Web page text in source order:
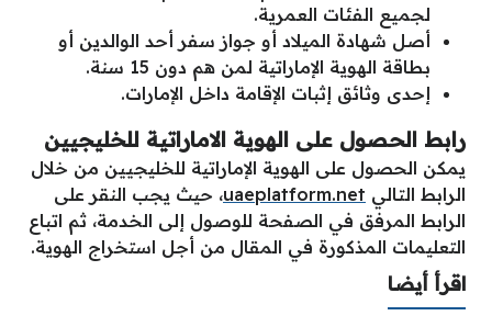
لجميع الفئات العمرية.
أصل شهادة الميلاد أو جواز سفر أحد الوالدين أو
بطاقة الهوية الإماراتية لمن هم دون 15 سنة.
إحدى وثائق إثبات الإقامة داخل الإمارات.
رابط الحصول على الهوية الاماراتية للخليجيين
يمكن الحصول على الهوية الإماراتية للخليجيين من خلال
الرابط التالي uaeplatform.net، حيث يجب النقر على
الرابط المرفق في الصفحة للوصول إلى الخدمة، ثم اتباع
التعليمات المذكورة في المقال من أجل استخراج الهوية.
اقرأ أيضا